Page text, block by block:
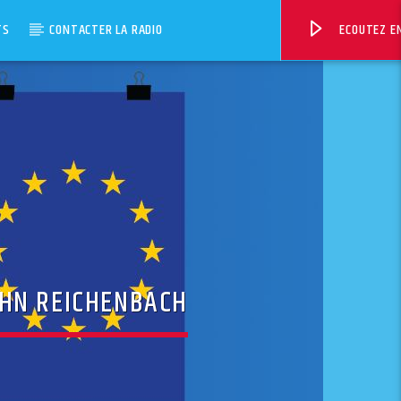
CONTACTER LA RADIO ECOUTEZ
REICHENBACH